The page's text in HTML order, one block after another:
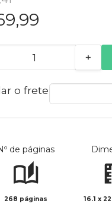
+
o frete
de páginas
268 páginas 16.1 x